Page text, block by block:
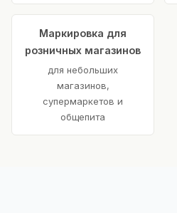
Маркировка для
розничных магазинов
для небольших
магазинов,
супермаркетов и
общепита